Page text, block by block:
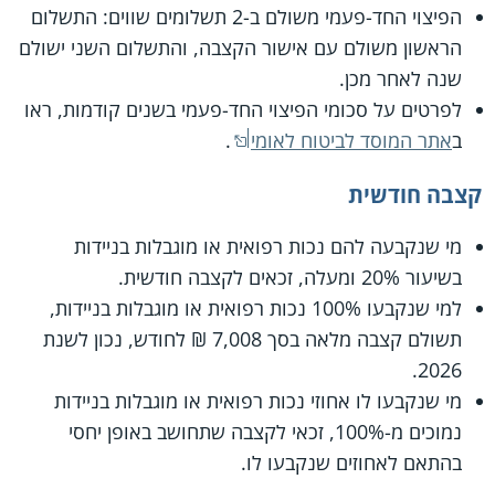
הפיצוי החד-פעמי משולם ב-2 תשלומים שווים: התשלום
הראשון משולם עם אישור הקצבה, והתשלום השני ישולם
שנה לאחר מכן.
לפרטים על סכומי הפיצוי החד-פעמי בשנים קודמות, ראו
באתר המוסד לביטוח לאומי .
קצבה חודשית
מי שנקבעה להם נכות רפואית או מוגבלות בניידות
בשיעור 20% ומעלה, זכאים לקצבה חודשית.
למי שנקבעו 100% נכות רפואית או מוגבלות בניידות,
תשולם קצבה מלאה בסך 7,008 ₪ לחודש, נכון לשנת
2026.
מי שנקבעו לו אחוזי נכות רפואית או מוגבלות בניידות
נמוכים מ-100%, זכאי לקצבה שתחושב באופן יחסי
בהתאם לאחוזים שנקבעו לו.